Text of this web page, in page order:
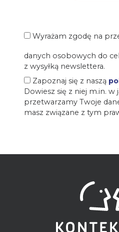
Wyrażam zgodę na
danych osobowych do
z wysyłką newslettera.
Zapoznaj się z naszą
Dowiesz się z niej m.in. w
przetwarzamy Twoje
masz związane z tym